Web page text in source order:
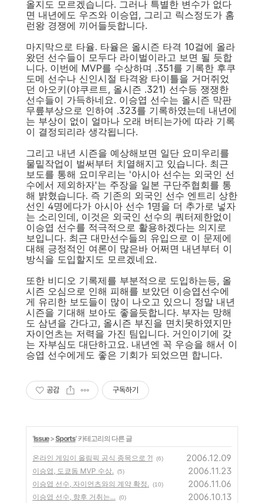
올지도 모르겠습니다. 그러나 특별한 변수가 없다
면 내년에도 우즈와 이승엽, 그리고 릭스정도가 홈
런왕 경쟁에 끼어들듯합니다.
마지막으로 타율. 타율은 올시즌 타격 10걸에 올라
왔던 선수들이 모두다 라이벌이라고 보면 될 듯합
니다. 이번에 MVP를 수상하며 .351를 기록한 후쿠
도메 선수나 신인시절 타격왕 타이틀을 거머쥐었
던 아오키(야쿠르트, 올시즌 .321) 선수등 쟁쟁한
선수들이 가득하네요. 이승엽 선수는 올시즌 막판
무릎부상으로 인하여 .323를 기록하였는데 내년에
는 부상이 없이 얼마나 오래 버티는가에 따라 기록
이 결정되리라 생각됩니다.
그리고 내년 시즌을 예상해보면 일단 요미우리를
물밑작업이 벌써부터 치열해지고 있습니다. 최근
보도를 통해 요미우리는 '아시아 선수는 외국인 선
수에서 제외하자'는 주장을 일본 구단주협회를 통
해 밝혔습니다. 즉 기존의 외국인 선수 엔트리 상한
선인 4명에다가 아시아 선수 1명을 더 추가로 넣자
는 소리인데, 이것은 외국인 선수의 쿼터제한없이
이승엽 선수를 적극적으로 활용하겠다는 의지로
보입니다. 최근 대만선수들의 유입으로 이 문제에
대해 긍정적인 여론이 많은바 어쩌면 내년부터 이
방식을 도입할지도 모르겠네요.
또한 비디오 기록제를 부분적으로 도입하는등, 올
시즌 오심으로 인해 피해를 보았던 이승엽선수에
게 유리한 보도들이 많이 나오고 있으니 정말 내년
시즌을 기대해 보아도 좋을듯합니다. 부자는 망해
도 삼년을 간다고, 올시즌 부진을 면치못하였지만
자이언츠는 저력을 가진 팀입니다. 거인이기에 갖
는 자부심도 대단하고요. 내년엔 꼭 우승을 해서 이
승엽 선수에게도 좋은 기회가 되었으면 합니다.
공감 구독하기
'Issue>Sports' 카테고리의 다른 글
온라인 게임이 올림픽 공식 종목으로 ?! (6) 2006.12.09
이승엽, 도쿄돔 MVP 수상. (5) 2006.11.23
이승엽 선수, 자이언츠와의 계약 확정. (10) 2006.11.06
이승엽 선수, 향후 거취는... (0) 2006.10.13